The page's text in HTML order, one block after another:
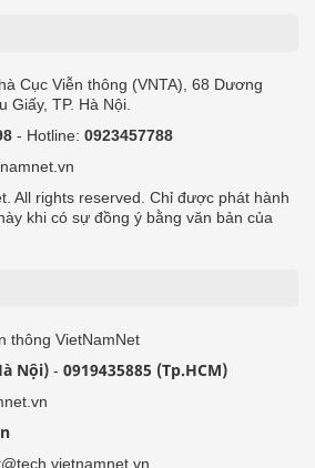
Cục Viễn thông (VNTA), 68 Dương
Giấy, TP. Hà Nội.
- Hotline: 0923457788
All rights reserved. Chỉ được phát hành
khi có sự đồng ý bằng văn bản của
thông VietNamNet
Nội) - 0919435885 (Tp.HCM)